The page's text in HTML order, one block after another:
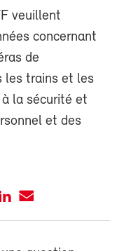
veuillent
concernant
de
les trains et les
la sécurité et
et des